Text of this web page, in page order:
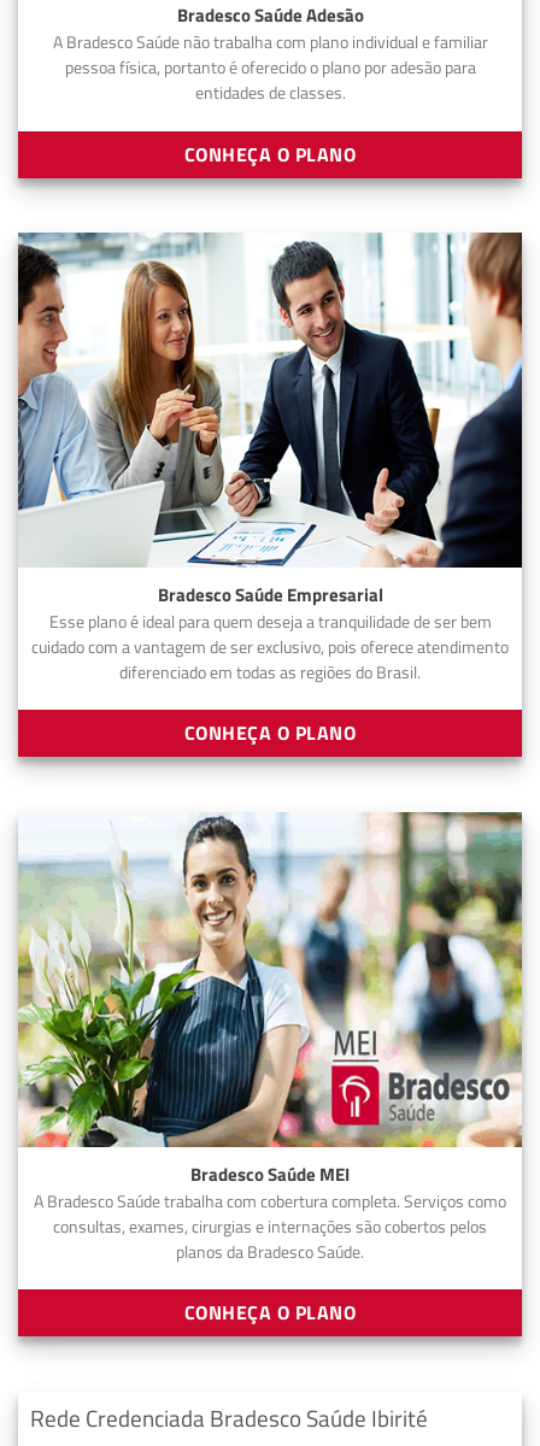
Bradesco Saúde Adesão
A Bradesco Saúde não trabalha com plano individual e familiar
pessoa física, portanto é oferecido o plano por adesão para
entidades de classes.
CONHEÇA O PLANO
Bradesco Saúde Empresarial
Esse plano é ideal para quem deseja a tranquilidade de ser bem
cuidado com a vantagem de ser exclusivo, pois oferece atendimento
diferenciado em todas as regiões do Brasil.
CONHEÇA O PLANO
Bradesco Saúde MEI
A Bradesco Saúde trabalha com cobertura completa. Serviços como
consultas, exames, cirurgias e internações são cobertos pelos
planos da Bradesco Saúde.
CONHEÇA O PLANO
Rede Credenciada Bradesco Saúde Ibirité